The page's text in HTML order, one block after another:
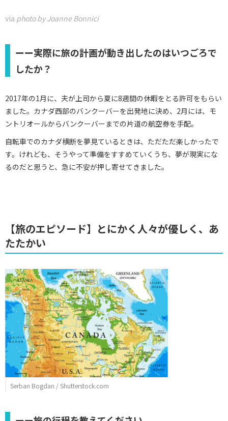
via photo by Joanne Bonnici
ーー実際に旅の計画が動き出したのはいつごろで
したか？
2017年の1月に、夫が上司から夏に8週間の休暇をとる許可をもらい
ました。カナダ西部のバンクーバーを出発地に決め、2月には、モ
ントリオールからバンクーバーまでの片道の航空券を手配。
自転車でのカナダ横断を夢見ているときは、ただただ楽しかったで
す。けれども、そうやって準備をすすめていくうち、夢が現実にな
るのだと思うと、急に不安が押し寄せてきました。
【旅のエピソード】とにかく人々が優しく、あ
たたかい
Serban Bogdan / Shutterstock.com